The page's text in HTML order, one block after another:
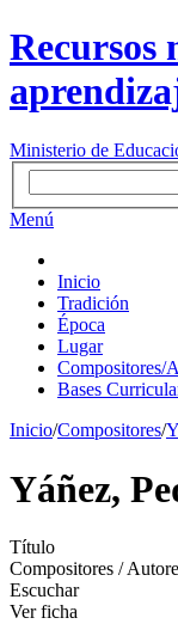
Recursos
Ministerio de
Menú
Inicio
Tradición
Época
Lugar
Compositores/
Bases
Inicio/Compositores/
Yáñez,
Título
Compositores /
Escuchar
Ver ficha